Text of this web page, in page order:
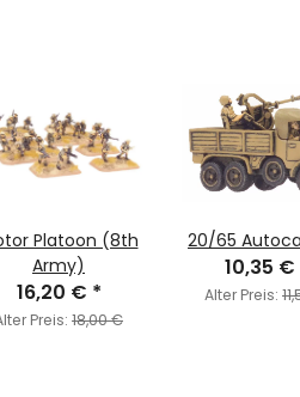
Platoon (8th
Army)
16,20 € *
Preis: 18,00 €
20/65
10,35 €
Alter Preis: